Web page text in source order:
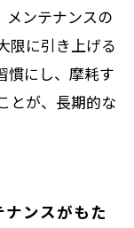
メンテナンスの
限に引き上げる
慣にし、摩耗す
とが、長期的な
ンスがもた